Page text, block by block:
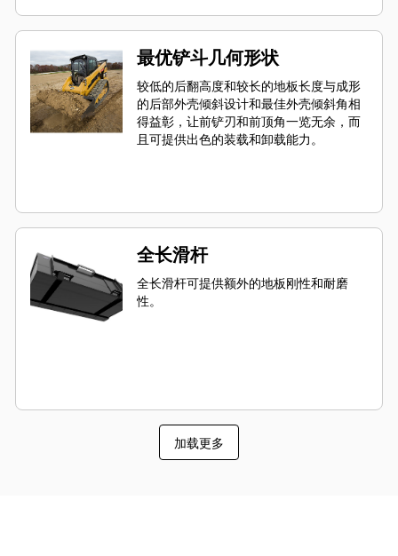
最优铲斗几何形状
较低的后翻高度和较长的地板长度与成形
的后部外壳倾斜设计和最佳外壳倾斜角相
得益彰，让前铲刃和前顶角一览无余，而
且可提供出色的装载和卸载能力。
全长滑杆
全长滑杆可提供额外的地板刚性和耐磨
性。
加载更多